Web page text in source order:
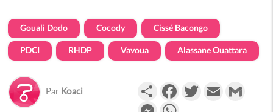
Gouali Dodo Cocody Cissé Bacongo
PDCI RHDP Vavoua Alassane Ouattara
Par Koaci PartagerFacebookTwitterEmail
Messenger